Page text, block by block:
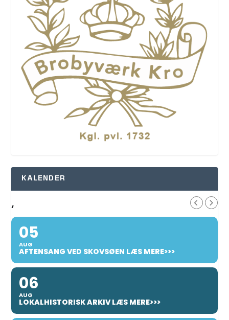
KALENDER
,
05
AUG
AFTENSANG VED SKOVSØEN LÆS MERE>>>
06
AUG
LOKALHISTORISK ARKIV LÆS MERE>>>